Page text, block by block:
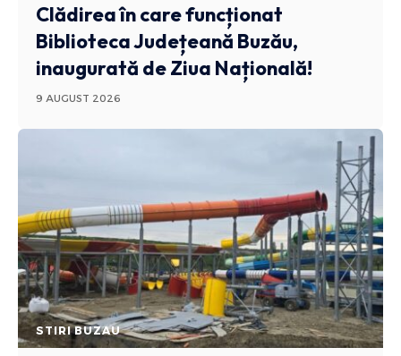
Clădirea în care funcționat
Biblioteca Județeană Buzău,
inaugurată de Ziua Națională!
9 AUGUST 2026
STIRI BUZAU